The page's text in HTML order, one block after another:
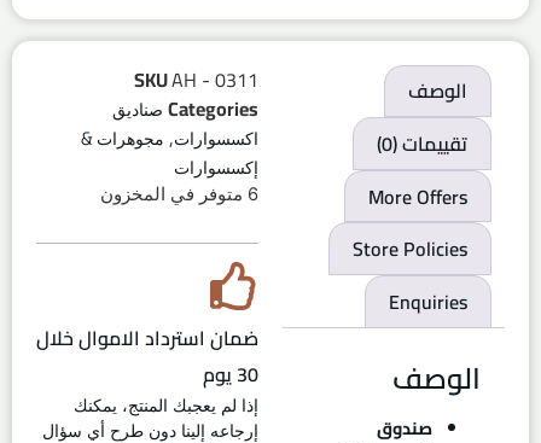
الوصف
تقييمات (0)
More Offers
Store Policies
Enquiries
الوصف
صندوق
SKUAH - 0311
Categories صناديق
اكسسوارات, مجوهرات &
إكسسوارات
6 متوفر في المخزون
ضمان استرداد الاموال خلال
30 يوم
إذا لم يعجبك المنتج، يمكنك
إرجاعه إلينا دون طرح أي سؤال